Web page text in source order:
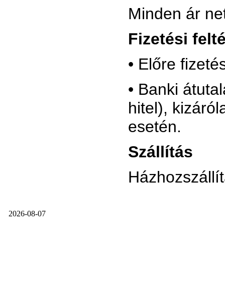
Minden ár
Fizetési
• Előre
• Banki
hitel),
esetén.
Szállítás
2026-08-07